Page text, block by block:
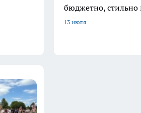
бюджетно, стильно
13 июля